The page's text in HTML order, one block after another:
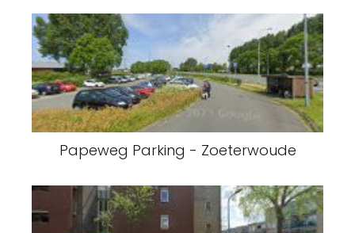
Papeweg Parking - Zoeterwoude